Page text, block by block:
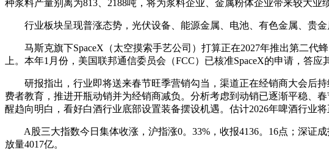
种浆料产量别离为813、2188吨，将为浆料企业、金属粉体企业带来较大业
行业板块呈现普涨态势，光伏设备、能源金属、电池、有色金属、贵金
马斯克旗下SpaceX（太空摸索手艺公司）打算正在2027年推出第二代
上。本年1月份，美国联邦通信委员会（FCC）已核准SpaceX的申请，答
研报指出，行业即将送来春节旺季营销勾当，渠道正在经销商大会后持
费者教育，推进开瓶动销并为经销商减负。分析考虑到动销已逐渐平稳、
醒趋向明白，看好白酒行业底部设置装备摆设机遇。估计2026年啤酒行业
A股三大指数今日集体收涨，沪指涨0。33%，收报4136。16点；深证成
放量4017亿。